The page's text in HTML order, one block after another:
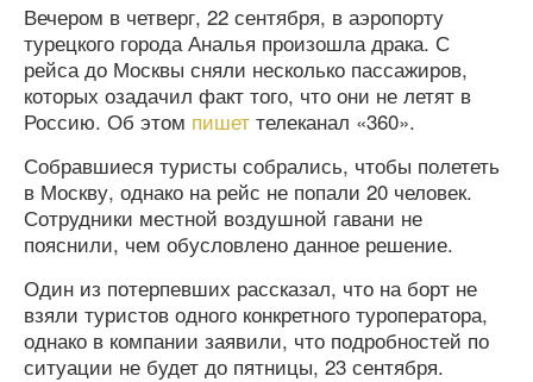
Вечером в четверг, 22 сентября, в аэропорту
турецкого города Аналья произошла драка. С
рейса до Москвы сняли несколько пассажиров,
которых озадачил факт того, что они не летят в
Россию. Об этом пишет телеканал «360».
Собравшиеся туристы собрались, чтобы полететь
в Москву, однако на рейс не попали 20 человек.
Сотрудники местной воздушной гавани не
пояснили, чем обусловлено данное решение.
Один из потерпевших рассказал, что на борт не
взяли туристов одного конкретного туроператора,
однако в компании заявили, что подробностей по
ситуации не будет до пятницы, 23 сентября.